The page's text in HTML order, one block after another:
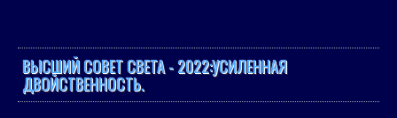
ВЫСШИЙ СОВЕТ СВЕТА - 2022:УСИЛЕННАЯ
ДВОЙСТВЕННОСТЬ.